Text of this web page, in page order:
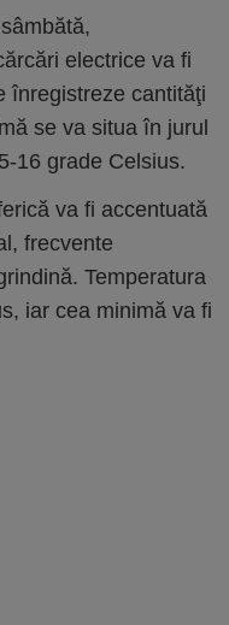
electrice va fi
înregistreze cantităţi
se va situa în jurul
16 grade Celsius.
va fi accentuată
frecvente
Temperatura
iar cea minimă va fi